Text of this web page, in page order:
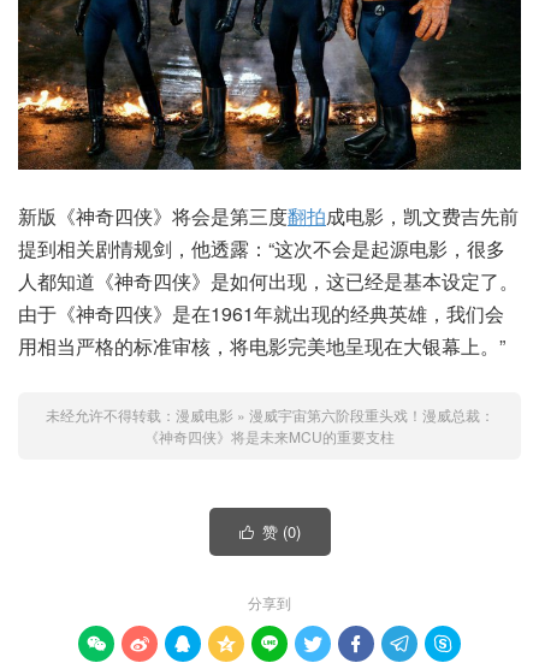
新版《神奇四侠》将会是第三度翻拍成电影，凯文费吉先前
提到相关剧情规剑，他透露：“这次不会是起源电影，很多
人都知道《神奇四侠》是如何出现，这已经是基本设定了。
由于《神奇四侠》是在1961年就出现的经典英雄，我们会
用相当严格的标准审核，将电影完美地呈现在大银幕上。”
未经允许不得转载： 漫威电影 » 漫威宇宙第六阶段重头戏！漫威总裁：
《神奇四侠》将是未来MCU的重要支柱
 赞 (0)
分享到
        